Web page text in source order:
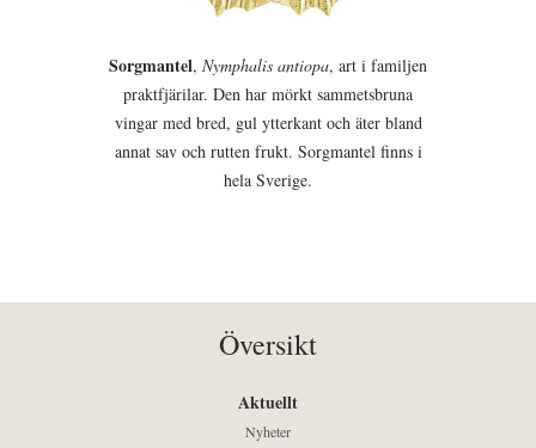
Sorgmantel, Nymphalis antiopa, art i familjen
praktfjärilar. Den har mörkt sammetsbruna
vingar med bred, gul ytterkant och äter bland
annat sav och rutten frukt. Sorgmantel finns i
hela Sverige.
Översikt
Aktuellt
Nyheter